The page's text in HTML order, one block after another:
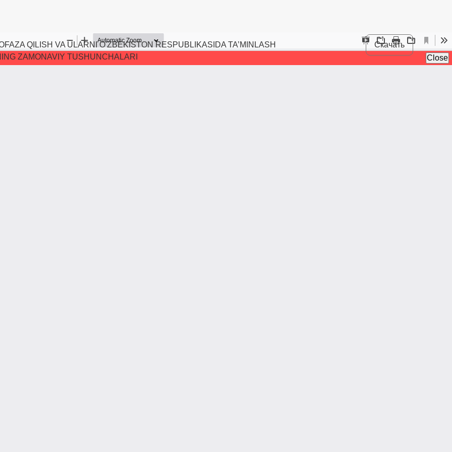
QILISH VA ULARNI O'ZBEKISTON RESPUBLIKASIDA TA’MINLASH
ZAMONAVIY TUSHUNCHALARI
Скачать